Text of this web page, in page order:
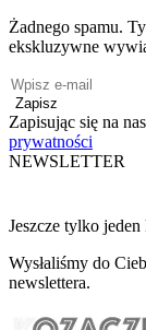
Żadnego spamu.
ekskluzywne
Zapisz
Zapisując się na
prywatności
NEWSLETTER
Jeszcze tylko
Wysłaliśmy do
newslettera.